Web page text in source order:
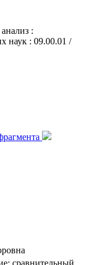
:
наук : 09.00.01 /
сравнительный